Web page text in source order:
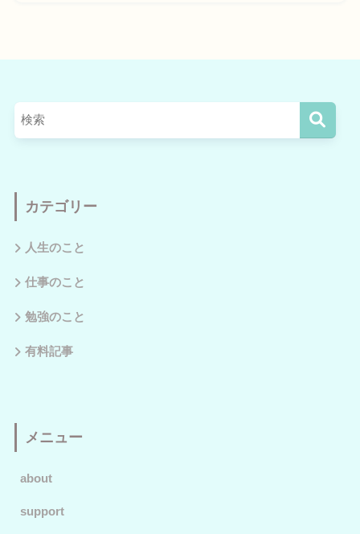
カテゴリー
人生のこと
仕事のこと
勉強のこと
有料記事
メニュー
about
support